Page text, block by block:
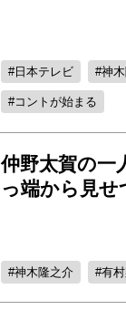
日本テレビ 神
コントが始まる
仲野太賀の一
っ端から見せ
神木隆之介 有